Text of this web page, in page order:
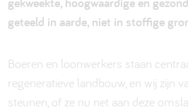
geteeld in aarde, niet in stoffige
Boeren en loonwerkers staan
regeneratieve landbouw, en wij zijn
steunen, of ze nu net aan deze